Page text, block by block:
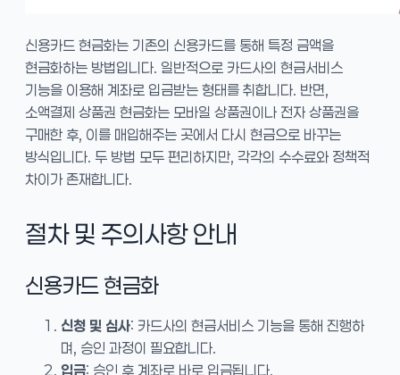
신용카드 현금화는 기존의 신용카드를 통해 특정 금액을
현금화하는 방법입니다. 일반적으로 카드사의 현금서비스
기능을 이용해 계좌로 입금받는 형태를 취합니다. 반면,
소액결제 상품권 현금화는 모바일 상품권이나 전자 상품권을
구매한 후, 이를 매입해주는 곳에서 다시 현금으로 바꾸는
방식입니다. 두 방법 모두 편리하지만, 각각의 수수료와 정책적
차이가 존재합니다.
절차 및 주의사항 안내
신용카드 현금화
신청 및 심사: 카드사의 현금서비스 기능을 통해 진행하
며, 승인 과정이 필요합니다.
입금: 승인 후 계좌로 바로 입금됩니다.